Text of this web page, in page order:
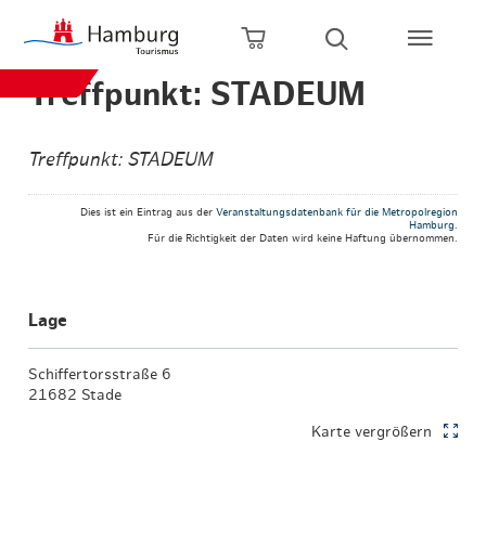
Zum Hauptinhalt springen
Zur Hauptnavigation springen
Zur Volltextsuche springen
Zum Footer springen
Warenkorb öffnen
Suche öffnen
Treffpunkt: STADEUM
Treffpunkt: STADEUM
Dies ist ein Eintrag aus der Veranstaltungsdatenbank für die Metropolregion
Hamburg.
Für die Richtigkeit der Daten wird keine Haftung übernommen.
Lage
Schiffertorsstraße 6
21682 Stade
Karte vergrößern